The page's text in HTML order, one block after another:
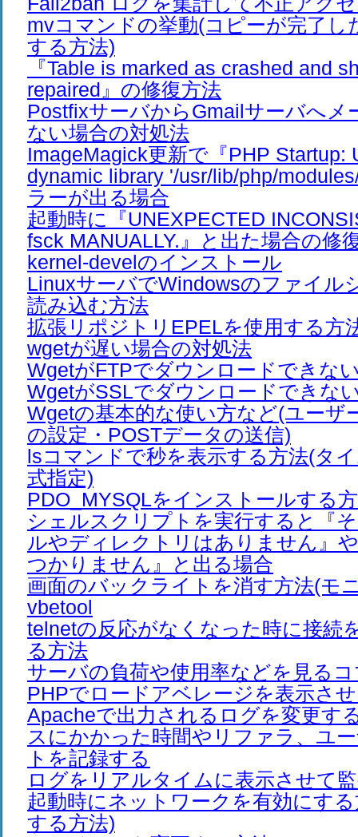
mvコマンドの挙動(コピーが完了し
する方法)
『Table is marked as crashed and
repaired』の修復方法
PostfixサーバからGmailサーバへメ
ない場合の対処法
ImageMagick更新で『PHP Startup:
dynamic library '/usr/lib/php/
ラーが出る場合
起動時に『UNEXPECTED
fsck MANUALLY.』と出た場合の修
kernel-develのインストール
LinuxサーバでWindowsのファイル
読み込む方法
拡張リポジトリEPELを使用する方
wgetが遅い場合の対処法
WgetがFTPでダウンロードできな
WgetがSSLでダウンロードできな
Wgetの基本的な使い方など(ユーザ
の設定・POSTデータの送信)
lsコマンドで秒を表示する方法(タ
式指定)
PDO_MYSQLをインストールする
シェルスクリプトを実行すると『
ルやディレクトリはありません』
つかりません』と出る場合
画面のバックライトを消す方法(モ
vbetool
telnetの反応がなくなった時に接続
る方法
サーバの負荷や使用率などを見る
PHPでロードアベレージを表示さ
Apacheで出力されるログを変更す
スにかかった時間やリファラ、ユ
トを記録する
ログをリアルタイムに表示させて
起動時にネットワークを有効にす
する方法)